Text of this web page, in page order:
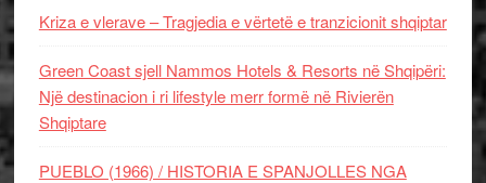
Kriza e vlerave – Tragjedia e vërtetë e tranzicionit shqiptar
Green Coast sjell Nammos Hotels & Resorts në Shqipëri:
Një destinacion i ri lifestyle merr formë në Rivierën
Shqiptare
PUEBLO (1966) / HISTORIA E SPANJOLLES NGA